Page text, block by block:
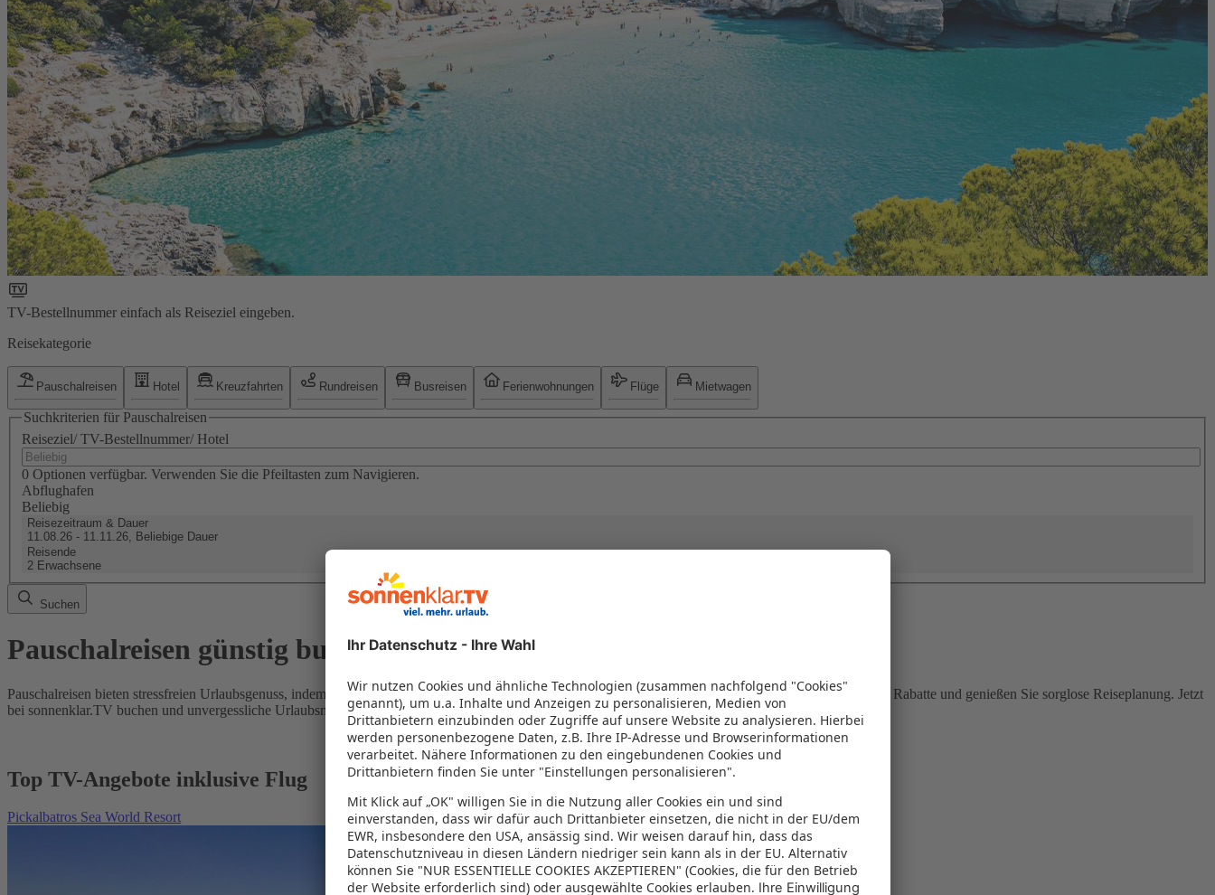
TV-Bestellnummer einfach als Reiseziel eingeben.
Reisekategorie
Pauschalreisen Hotel Kreuzfahrten Rundreisen Busreisen Ferienwohnungen Flüge Mietwagen
Suchkriterien für Pauschalreisen
Reiseziel/ TV-Bestellnummer/ Hotel
0 Optionen verfügbar. Verwenden Sie die Pfeiltasten zum Navigieren.
Abflughafen
Beliebig
Reisezeitraum & Dauer
11.08.26 - 11.11.26, Beliebige Dauer
Reisende
2 Erwachsene
Suchen
Pauschalreisen günstig buchen
Pauschalreisen bieten stressfreien Urlaubsgenuss, indem Flug und Hotel in einem Paket kombiniert werden – das spart Zeit und Geld. Nutzen Sie attraktive Rabatte und genießen Sie sorglose Reiseplanung. Jetzt
bei sonnenklar.TV buchen und unvergessliche Urlaubsmomente erleben!
Top TV-Angebote inklusive Flug
Pickalbatros Sea World Resort